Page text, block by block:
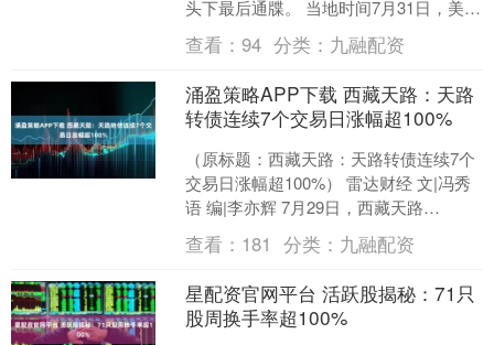
头下最后通牒。 当地时间7月31日，美国
总统特朗普在社交平台上表示，他已要
求全球主要制....
查看：94 分类： 九融配资
涌盈策略APP下载 西藏天路：天路
转债连续7个交易日涨幅超100%
（原标题：西藏天路：天路转债连续7个
交易日涨幅超100%） 雷达财经 文|冯秀
语 编|李亦辉 7月29日，西藏天路
（600326）发布关于可转债交易严重异
常波动....
查看： 181 分类： 九融配资
星配资官网平台 活跃股揭秘：71只
股周换手率超100%